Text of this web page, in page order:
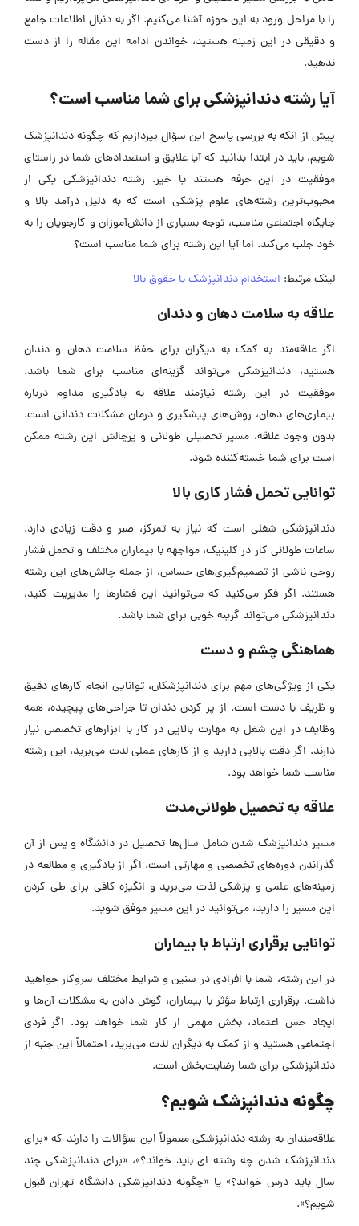
را با مراحل ورود به این حوزه آشنا می‌کنیم. اگر به دنبال اطلاعات جامع
و دقیقی در این زمینه هستید، خواندن ادامه این مقاله را از دست
ندهید.
آیا رشته دندانپزشکی برای شما مناسب است؟
پیش از آنکه به بررسی پاسخ این سؤال بپردازیم که چگونه دندانپزشک
شویم، باید در ابتدا بدانید که آیا علایق و استعداد‌های شما در راستای
موفقیت در این حرفه هستند یا خیر. رشته دندانپزشکی یکی از
محبوب‌ترین رشته‌های علوم پزشکی است که به دلیل درآمد بالا و
جایگاه اجتماعی مناسب، توجه بسیاری از دانش‌آموزان و کارجویان را به
خود جلب می‌کند. اما آیا این رشته برای شما مناسب است؟
لینک مرتبط: استخدام دندانپزشک با حقوق بالا
علاقه به سلامت دهان و دندان
اگر علاقه‌مند به کمک به دیگران برای حفظ سلامت دهان و دندان
هستید، دندانپزشکی می‌تواند گزینه‌ای مناسب برای شما باشد.
موفقیت در این رشته نیازمند علاقه به یادگیری مداوم درباره
بیماری‌های دهان، روش‌های پیشگیری و درمان مشکلات دندانی است.
بدون وجود علاقه، مسیر تحصیلی طولانی و پرچالش این رشته ممکن
است برای شما خسته‌کننده شود.
توانایی تحمل فشار کاری بالا
دندانپزشکی شغلی است که نیاز به تمرکز، صبر و دقت زیادی دارد.
ساعات طولانی کار در کلینیک، مواجهه با بیماران مختلف و تحمل فشار
روحی ناشی از تصمیم‌گیری‌های حساس، از جمله چالش‌های این رشته
هستند. اگر فکر می‌کنید که می‌توانید این فشار‌ها را مدیریت کنید،
دندانپزشکی می‌تواند گزینه خوبی برای شما باشد.
هماهنگی چشم و دست
یکی از ویژگی‌های مهم برای دندانپزشکان، توانایی انجام کار‌های دقیق
و ظریف با دست است. از پر کردن دندان تا جراحی‌های پیچیده، همه
وظایف در این شغل به مهارت بالایی در کار با ابزار‌های تخصصی نیاز
دارند. اگر دقت بالایی دارید و از کار‌های عملی لذت می‌برید، این رشته
مناسب شما خواهد بود.
علاقه به تحصیل طولانی‌مدت
مسیر دندانپزشک شدن شامل سال‌ها تحصیل در دانشگاه و پس از آن
گذراندن دوره‌های تخصصی و مهارتی است. اگر از یادگیری و مطالعه در
زمینه‌های علمی و پزشکی لذت می‌برید و انگیزه کافی برای طی کردن
این مسیر را دارید، می‌توانید در این مسیر موفق شوید.
توانایی برقراری ارتباط با بیماران
در این رشته، شما با افرادی در سنین و شرایط مختلف سروکار خواهید
داشت. برقراری ارتباط مؤثر با بیماران، گوش دادن به مشکلات آن‌ها و
ایجاد حس اعتماد، بخش مهمی از کار شما خواهد بود. اگر فردی
اجتماعی هستید و از کمک به دیگران لذت می‌برید، احتمالاً این جنبه از
دندانپزشکی برای شما رضایت‌بخش است.
چگونه دندانپزشک شویم؟
علاقه‌مندان به رشته دندانپزشکی معمولاً این سؤالات را دارند که «برای
دندانپزشک شدن چه رشته ‌ای باید خواند؟»، «برای دندانپزشکی چند
سال باید درس خواند؟» یا «چگونه دندانپزشکی دانشگاه تهران قبول
شویم؟».